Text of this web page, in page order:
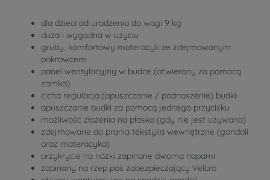
dla dzieci od urodzenia do wagi 9 kg
duża i wygodna w użyciu
gruby, komfortowy materacyk ze zdejmowanym
pokrowcem
panel wentylacyjny w budce (otwierany za pomocą
zamka)
cicha regulacja (opuszczanie / podnoszenie) budki
opuszczanie budki za pomocą jednego przycisku
możliwość złożenia na płasko (gdy nie jest używana)
zdejmowane do prania tekstylia wewnętrzne (gondoli
oraz materacyka)
przykrycie na nóżki zapinane dwoma napami
zapinany na rzep pas zabezpieczający Velcro